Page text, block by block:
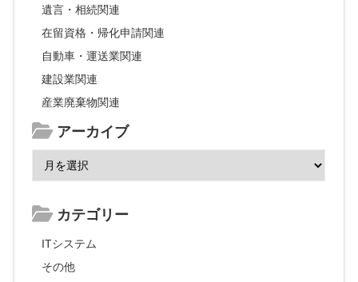
遺言・相続関連
在留資格・帰化申請関連
自動車・運送業関連
建設業関連
産業廃棄物関連
アーカイブ
カテゴリー
ITシステム
その他